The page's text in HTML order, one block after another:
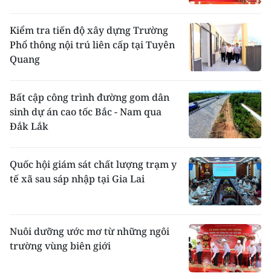
Kiểm tra tiến độ xây dựng Trường
Phổ thông nội trú liên cấp tại Tuyên
Quang
Bất cập công trình đường gom dân
sinh dự án cao tốc Bắc - Nam qua
Đắk Lắk
Quốc hội giám sát chất lượng trạm y
tế xã sau sáp nhập tại Gia Lai
Nuôi dưỡng ước mơ từ những ngôi
trường vùng biên giới